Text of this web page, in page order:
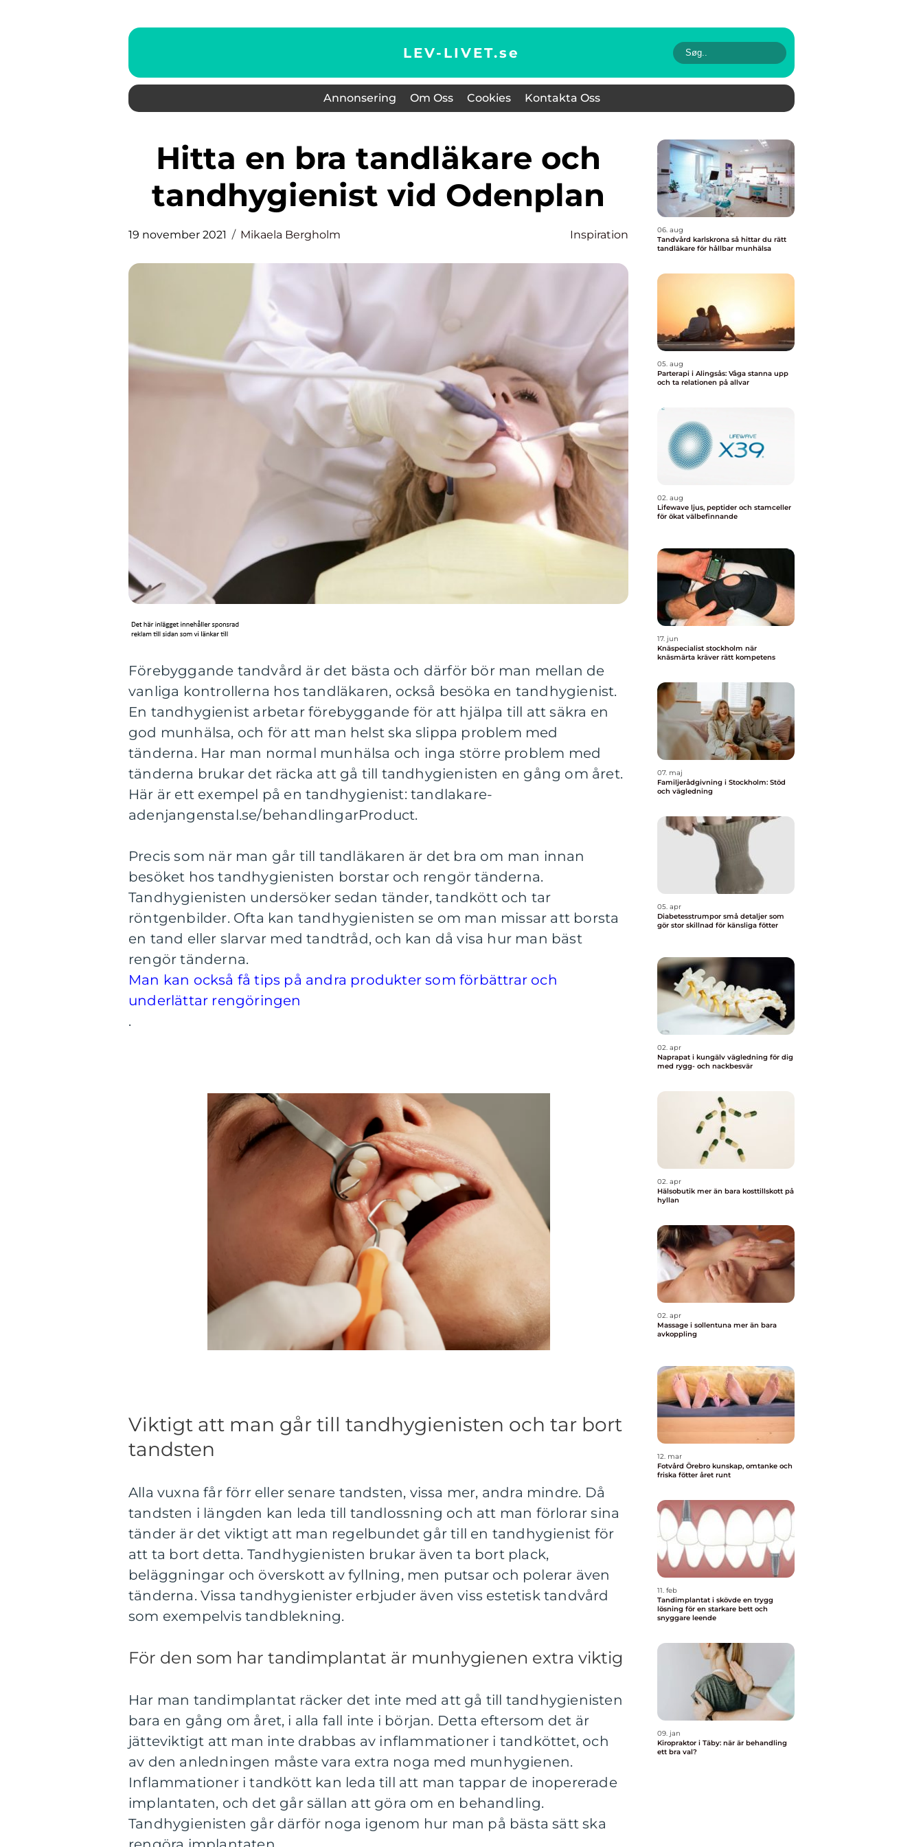
LEV-LIVET.se
Annonsering Om Oss Cookies Kontakta Oss
Hitta en bra tandläkare och
tandhygienist vid Odenplan
19 november 2021 Mikaela Bergholm Inspiration
Förebyggande tandvård är det bästa och därför bör man mellan de
vanliga kontrollerna hos tandläkaren, också besöka en tandhygienist.
En tandhygienist arbetar förebyggande för att hjälpa till att säkra en
god munhälsa, och för att man helst ska slippa problem med
tänderna. Har man normal munhälsa och inga större problem med
tänderna brukar det räcka att gå till tandhygienisten en gång om året.
Här är ett exempel på en tandhygienist: tandlakare-
adenjangenstal.se/behandlingarProduct.
Precis som när man går till tandläkaren är det bra om man innan
besöket hos tandhygienisten borstar och rengör tänderna.
Tandhygienisten undersöker sedan tänder, tandkött och tar
röntgenbilder. Ofta kan tandhygienisten se om man missar att borsta
en tand eller slarvar med tandtråd, och kan då visa hur man bäst
rengör tänderna.
Man kan också få tips på andra produkter som förbättrar och
underlättar rengöringen
.
Viktigt att man går till tandhygienisten och tar bort
tandsten
Alla vuxna får förr eller senare tandsten, vissa mer, andra mindre. Då
tandsten i längden kan leda till tandlossning och att man förlorar sina
tänder är det viktigt att man regelbundet går till en tandhygienist för
att ta bort detta. Tandhygienisten brukar även ta bort plack,
beläggningar och överskott av fyllning, men putsar och polerar även
tänderna. Vissa tandhygienister erbjuder även viss estetisk tandvård
som exempelvis tandblekning.
För den som har tandimplantat är munhygienen extra viktig
Har man tandimplantat räcker det inte med att gå till tandhygienisten
bara en gång om året, i alla fall inte i början. Detta eftersom det är
jätteviktigt att man inte drabbas av inflammationer i tandköttet, och
av den anledningen måste vara extra noga med munhygienen.
Inflammationer i tandkött kan leda till att man tappar de inopererade
implantaten, och det går sällan att göra om en behandling.
Tandhygienisten går därför noga igenom hur man på bästa sätt ska
06. aug
Tandvård karlskrona så hittar du rätt
tandläkare för hållbar munhälsa
05. aug
Parterapi i Alingsås: Våga stanna upp
och ta relationen på allvar
02. aug
Lifewave ljus, peptider och stamceller
för ökat välbefinnande
17. jun
Knäspecialist stockholm när
knäsmärta kräver rätt kompetens
07. maj
Familjerådgivning i Stockholm: Stöd
och vägledning
05. apr
Diabetesstrumpor små detaljer som
gör stor skillnad för känsliga fötter
02. apr
Naprapat i kungälv vägledning för dig
med rygg- och nackbesvär
02. apr
Hälsobutik mer än bara kosttillskott på
hyllan
02. apr
Massage i sollentuna mer än bara
avkoppling
12. mar
Fotvård Örebro kunskap, omtanke och
friska fötter året runt
11. feb
Tandimplantat i skövde en trygg
lösning för en starkare bett och
snyggare leende
09. jan
Kiropraktor i Täby: när är behandling
ett bra val?